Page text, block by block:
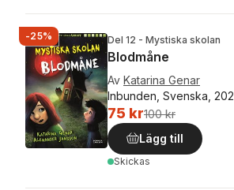
-25% Del 12 - Mystiska skolan
Blodmåne
Av Katarina Genar
Inbunden, Svenska,
75 kr100 kr
Lägg till
Skickas